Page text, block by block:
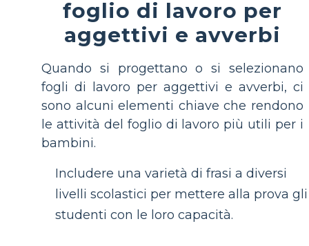
foglio di lavoro per
aggettivi e avverbi
Quando si progettano o si selezionano
fogli di lavoro per aggettivi e avverbi, ci
sono alcuni elementi chiave che rendono
le attività del foglio di lavoro più utili per i
bambini.
Includere una varietà di frasi a diversi
livelli scolastici per mettere alla prova gli
studenti con le loro capacità.